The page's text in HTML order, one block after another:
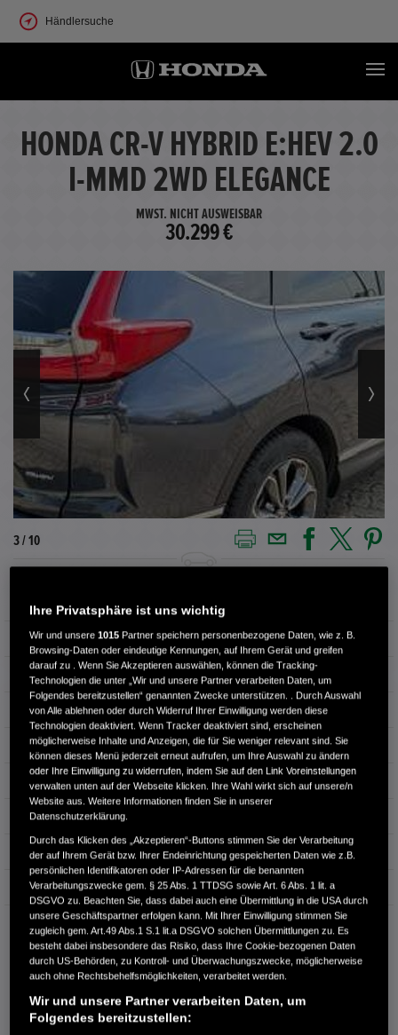
Händlersuche
HONDA CR-V HYBRID E:HEV 2.0
I-MMD 2WD ELEGANCE
MWST. NICHT AUSWEISBAR
30.299 €
3 / 10
Außenfarbe Blau
Kilometerstand 24.451 km
Kraftstoffart Hybrid
Getriebe Automatik
Türen 5
Leistung 107 kW / 145 PS
Hubraum
Erstzulassung 05.2023
Bauart SUV
AUTOHAUS LEHNER GMBH
Flinkerskoppel 7
23970 Wismar
RUFEN SIE UNS AN:
03841-3047511
Ihre Privatsphäre ist uns wichtig
Wir und unsere1015 Partner speichern personenbezogene Daten, wie z. B.
Browsing-Daten oder eindeutige Kennungen, auf Ihrem Gerät und greifen
darauf zu . Wenn Sie Akzeptieren auswählen, können die Tracking-
Technologien die unter „Wir und unsere Partner verarbeiten Daten, um
Folgendes bereitzustellen“ genannten Zwecke unterstützen. . Durch Auswahl
von Alle ablehnen oder durch Widerruf Ihrer Einwilligung werden diese
Technologien deaktiviert. Wenn Tracker deaktiviert sind, erscheinen
möglicherweise Inhalte und Anzeigen, die für Sie weniger relevant sind. Sie
können dieses Menü jederzeit erneut aufrufen, um Ihre Auswahl zu ändern
oder Ihre Einwilligung zu widerrufen, indem Sie auf den Link Voreinstellungen
verwalten unten auf der Webseite klicken. Ihre Wahl wirkt sich auf unsere/n
Website aus. Weitere Informationen finden Sie in unserer
Datenschutzerklärung.
Durch das Klicken des „Akzeptieren“-Buttons stimmen Sie der Verarbeitung
der auf Ihrem Gerät bzw. Ihrer Endeinrichtung gespeicherten Daten wie z.B.
persönlichen Identifikatoren oder IP-Adressen für die benannten
Verarbeitungszwecke gem. § 25 Abs. 1 TTDSG sowie Art. 6 Abs. 1 lit. a
DSGVO zu. Beachten Sie, dass dabei auch eine Übermittlung in die USA durch
unsere Geschäftspartner erfolgen kann. Mit Ihrer Einwilligung stimmen Sie
zugleich gem. Art.49 Abs.1 S.1 lit.a DSGVO solchen Übermittlungen zu. Es
besteht dabei insbesondere das Risiko, dass Ihre Cookie-bezogenen Daten
durch US-Behörden, zu Kontroll- und Überwachungszwecke, möglicherweise
auch ohne Rechtsbehelfsmöglichkeiten, verarbeitet werden.
Wir und unsere Partner verarbeiten Daten, um
Folgendes bereitzustellen: